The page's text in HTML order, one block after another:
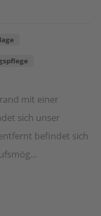
mit einer
sich unser
befindet sich